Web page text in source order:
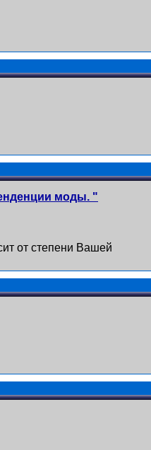
моды. "
от степени Вашей